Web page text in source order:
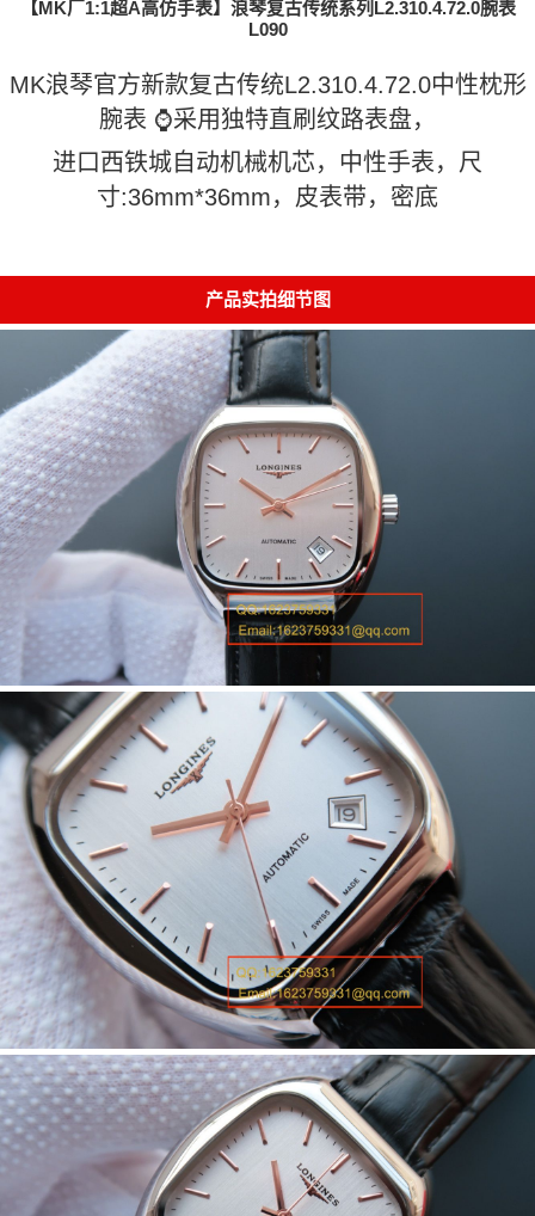
【MK厂1:1超A高仿手表】浪琴复古传统系列L2.310.4.72.0腕表
L090
MK浪琴官方新款复古传统L2.310.4.72.0中性枕形
腕表 ⌚️采用独特直刷纹路表盘，
进口西铁城自动机械机芯，中性手表，尺
寸:36mm*36mm，皮表带，密底
产品实拍细节图